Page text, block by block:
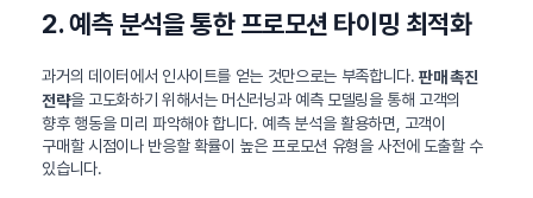
2. 예측 분석을 통한 프로모션 타이밍 최적화
과거의 데이터에서 인사이트를 얻는 것만으로는 부족합니다.판매 촉진
전략을 고도화하기 위해서는 머신러닝과 예측 모델링을 통해 고객의
향후 행동을 미리 파악해야 합니다. 예측 분석을 활용하면, 고객이
구매할 시점이나 반응할 확률이 높은 프로모션 유형을 사전에 도출할 수
있습니다.